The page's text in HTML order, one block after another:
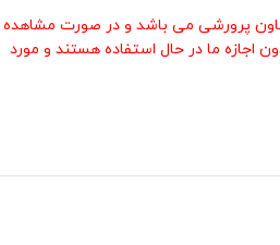
پرورشی می باشد و در صورت مشاهده
اجازه ما در حال استفاده هستند و مورد